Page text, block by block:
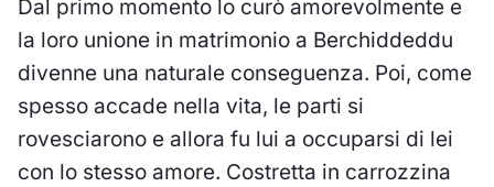
Dal primo momento lo curò amorevolmente e
la loro unione in matrimonio a Berchiddeddu
divenne una naturale conseguenza. Poi, come
spesso accade nella vita, le parti si
rovesciarono e allora fu lui a occuparsi di lei
con lo stesso amore. Costretta in carrozzina